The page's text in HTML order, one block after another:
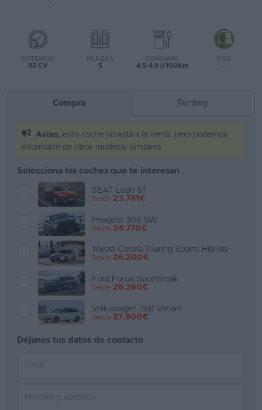
Comparador
Vender
Ventas
coches
POTENCIA
95 CV
PLAZAS
5
CONSUMO
4.5-4.9 l/100Km
CO2
-
Compra Renting
Aviso, este coche no está a la venta, pero podemos
informarte de otros modelos similares
Selecciona los coches que te interesan
SEAT León ST
Desde 23.781€
Peugeot 308 SW
Desde 24.770€
Toyota Corolla Touring Sports Híbrido
Desde 26.200€
Ford Focus Sportbreak
Desde 26.260€
Volkswagen Golf Variant
Desde 27.900€
Déjanos tus datos de contacto